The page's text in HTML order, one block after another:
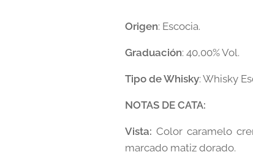
Origen: Escocia.
Graduación: 40,00% Vol.
Tipo de Whisky: Whisky
NOTAS DE CATA:
Vista: Color caramelo
marcado matiz dorado.